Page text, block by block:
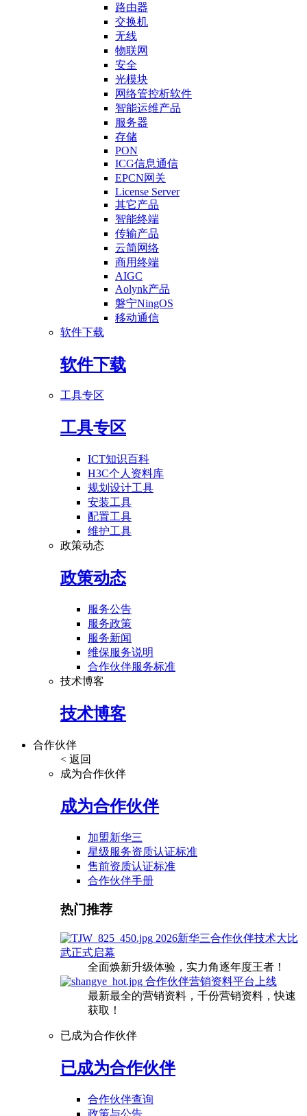
路由器
交换机
无线
物联网
安全
光模块
网络管控析软件
智能运维产品
服务器
存储
PON
ICG信息通信
EPCN网关
License Server
其它产品
智能终端
传输产品
云简网络
商用终端
AIGC
Aolynk产品
磐宁NingOS
移动通信
软件下载
软件下载
工具专区
工具专区
ICT知识百科
H3C个人资料库
规划设计工具
安装工具
配置工具
维护工具
政策动态
政策动态
服务公告
服务政策
服务新闻
维保服务说明
合作伙伴服务标准
技术博客
技术博客
合作伙伴
< 返回
成为合作伙伴
成为合作伙伴
加盟新华三
星级服务资质认证标准
售前资质认证标准
合作伙伴手册
热门推荐
2026新华三合作伙伴技术大比
武正式启幕
全面焕新升级体验，实力角逐年度王者！
合作伙伴营销资料平台上线
最新最全的营销资料，千份营销资料，快速
获取！
已成为合作伙伴
已成为合作伙伴
合作伙伴查询
政策与公告